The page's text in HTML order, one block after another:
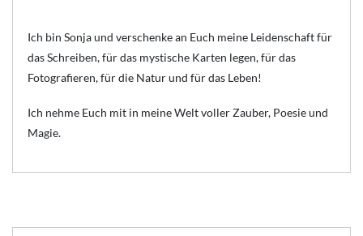
Ich bin Sonja und verschenke an Euch meine Leidenschaft für
das Schreiben, für das mystische Karten legen, für das
Fotografieren, für die Natur und für das Leben!
Ich nehme Euch mit in meine Welt voller Zauber, Poesie und
Magie.